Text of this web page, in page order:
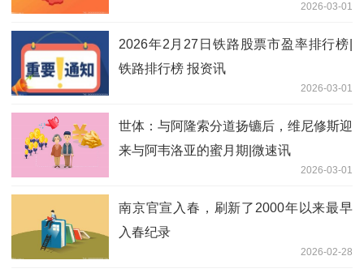
2026-03-01
2026年2月27日铁路股票市盈率排行榜|
铁路排行榜 报资讯
2026-03-01
世体：与阿隆索分道扬镳后，维尼修斯迎
来与阿韦洛亚的蜜月期|微速讯
2026-03-01
南京官宣入春，刷新了2000年以来最早
入春纪录
2026-02-28